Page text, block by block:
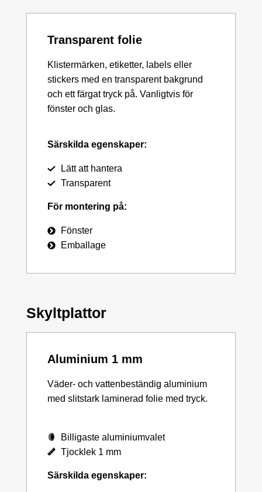
Transparent folie
Klistermärken, etiketter, labels eller
stickers med en transparent bakgrund
och ett färgat tryck på. Vanligtvis för
fönster och glas.
Särskilda egenskaper:
Lätt att hantera
Transparent
För montering på:
Fönster
Emballage
Skyltplattor
Aluminium 1 mm
Väder- och vattenbeständig aluminium
med slitstark laminerad folie med tryck.
Billigaste aluminiumvalet
Tjocklek 1 mm
Särskilda egenskaper: